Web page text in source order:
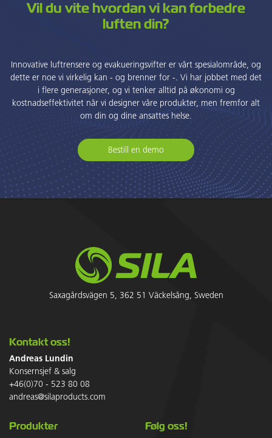
Vil du vite hvordan vi kan forbedre
luften din?
Innovative luftrensere og evakueringsvifter er vårt spesialområde, og
dette er noe vi virkelig kan - og brenner for -. Vi har jobbet med det
i flere generasjoner, og vi tenker alltid på økonomi og
kostnadseffektivitet når vi designer våre produkter, men fremfor alt
om din og dine ansattes helse.
Bestill en demo
Saxagårdsvägen 5, 362 51 Väckelsång, Sweden
Kontakt oss!
Andreas Lundin
Konsernsjef & salg
+46(0)70 - 523 80 08
andreas@silaproducts.com
Produkter Følg oss!